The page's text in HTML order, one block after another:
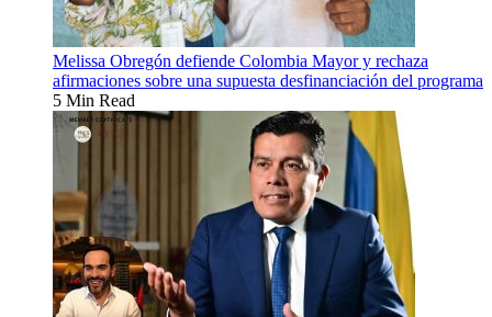
Melissa Obregón defiende Colombia Mayor y rechaza
afirmaciones sobre una supuesta desfinanciación del programa
5 Min Read